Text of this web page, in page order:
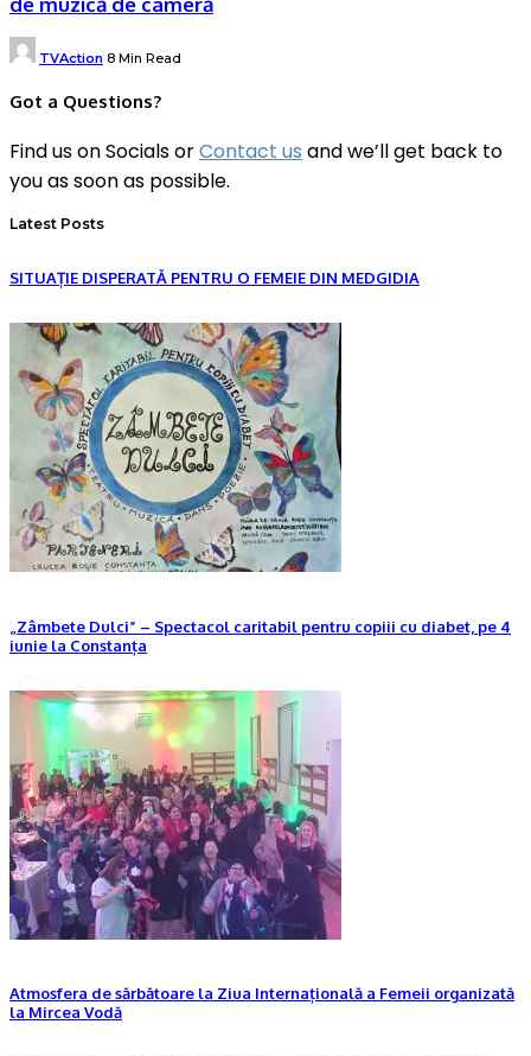
Posted
by
TVAction 8 Min Read
Got a Questions?
Find us on Socials orContact us and we’ll get back to
you as soon as possible.
Latest Posts
SITUAȚIE DISPERATĂ PENTRU O FEMEIE DIN MEDGIDIA
„Zâmbete Dulci” – Spectacol caritabil pentru copiii cu diabet, pe 4
iunie la Constanța
Atmosfera de sărbătoare la Ziua Internațională a Femeii organizată
la Mircea Vodă